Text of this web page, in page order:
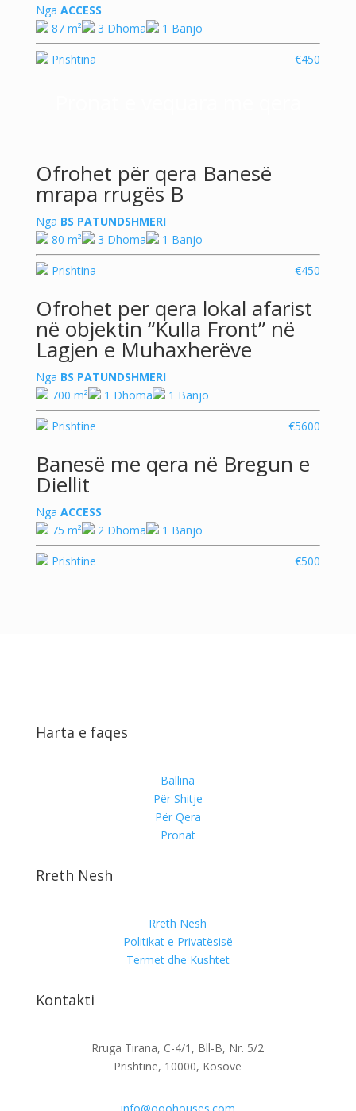
Nga ACCESS
87 m²
3 Dhoma 1 Banjo
Prishtina €450
Ofrohet për qera Banesë
mrapa rrugës B
Nga BS PATUNDSHMERI
80 m²
3 Dhoma 1 Banjo
Prishtina €450
Ofrohet per qera lokal afarist
në objektin “Kulla Front” në
Lagjen e Muhaxherëve
Nga BS PATUNDSHMERI
700 m²
1 Dhoma 1 Banjo
Prishtine €5600
Banesë me qera në Bregun e
Diellit
Nga ACCESS
75 m²
2 Dhoma 1 Banjo
Prishtine €500
Harta e faqes
Ballina
Për Shitje
Për Qera
Pronat
Rreth Nesh
Rreth Nesh
Politikat e Privatësisë
Termet dhe Kushtet
Kontakti
Rruga Tirana, C-4/1, Bll-B, Nr. 5/2
Prishtinë, 10000, Kosovë